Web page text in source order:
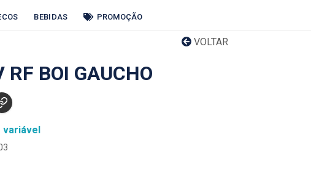
BEBIDAS PROMOÇÃO
VOLTAR
RF BOI GAUCHO
variável